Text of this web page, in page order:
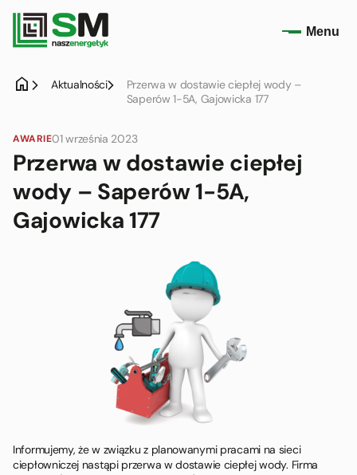
Menu
home Aktualności
Przerwa w dostawie ciepłej wody –
Saperów 1-5A, Gajowicka 177
AWARIE01 września 2023
Przerwa w dostawie ciepłej
wody – Saperów 1-5A,
Gajowicka 177
Informujemy, że w związku z planowanymi pracami na sieci
ciepłowniczej nastąpi przerwa w dostawie ciepłej wody. Firma